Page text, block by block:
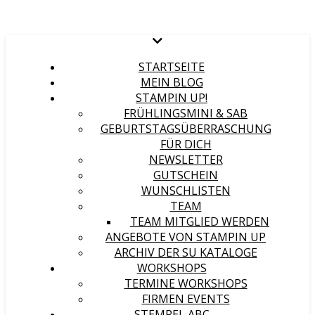
STARTSEITE
MEIN BLOG
STAMPIN UP!
FRÜHLINGSMINI & SAB
GEBURTSTAGSÜBERRASCHUNG
FÜR DICH
NEWSLETTER
GUTSCHEIN
WUNSCHLISTEN
TEAM
TEAM MITGLIED WERDEN
ANGEBOTE VON STAMPIN UP
ARCHIV DER SU KATALOGE
WORKSHOPS
TERMINE WORKSHOPS
FIRMEN EVENTS